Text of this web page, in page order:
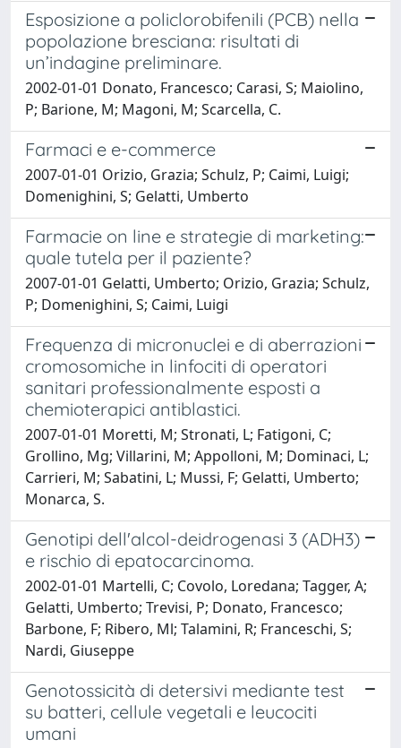
Esposizione a policlorobifenili (PCB) nella
popolazione bresciana: risultati di
un’indagine preliminare.
2002-01-01 Donato, Francesco; Carasi, S; Maiolino,
P; Barione, M; Magoni, M; Scarcella, C.
Farmaci e e-commerce
2007-01-01 Orizio, Grazia; Schulz, P; Caimi, Luigi;
Domenighini, S; Gelatti, Umberto
Farmacie on line e strategie di marketing:
quale tutela per il paziente?
2007-01-01 Gelatti, Umberto; Orizio, Grazia; Schulz,
P; Domenighini, S; Caimi, Luigi
Frequenza di micronuclei e di aberrazioni
cromosomiche in linfociti di operatori
sanitari professionalmente esposti a
chemioterapici antiblastici.
2007-01-01 Moretti, M; Stronati, L; Fatigoni, C;
Grollino, Mg; Villarini, M; Appolloni, M; Dominaci, L;
Carrieri, M; Sabatini, L; Mussi, F; Gelatti, Umberto;
Monarca, S.
Genotipi dell'alcol-deidrogenasi 3 (ADH3)
e rischio di epatocarcinoma.
2002-01-01 Martelli, C; Covolo, Loredana; Tagger, A;
Gelatti, Umberto; Trevisi, P; Donato, Francesco;
Barbone, F; Ribero, Ml; Talamini, R; Franceschi, S;
Nardi, Giuseppe
Genotossicità di detersivi mediante test
su batteri, cellule vegetali e leucociti
umani